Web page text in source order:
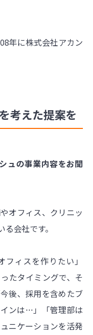
年に株式会社アカン
考えた提案を
ュの事業内容をお聞
オフィス、クリニッ
会社です。
ィスを作りたい」
たタイミングで、そ
後、採用を含めたブ
ンは…」「管理部は
ニケーションを活発